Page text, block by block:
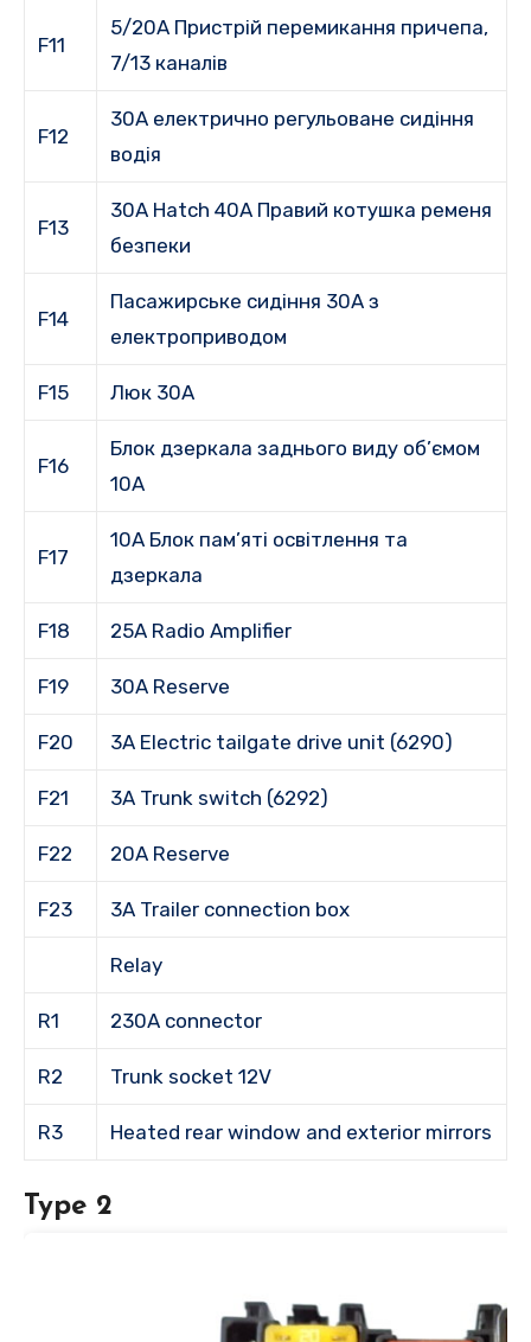
F11
5/20A Пристрій перемикання причепа,
7/13 каналів
F12
30A електрично регульоване сидіння
водія
F13
30A Hatch 40A Правий котушка ременя
безпеки
F14
Пасажирське сидіння 30A з
електроприводом
F15 Люк 30A
F16
Блок дзеркала заднього виду об’ємом
10A
F17
10A Блок пам’яті освітлення та
дзеркала
F18 25A Radio Amplifier
F19 30A Reserve
F20 3A Electric tailgate drive unit (6290)
F21 3A Trunk switch (6292)
F22 20A Reserve
F23 3A Trailer connection box
Relay
R1 230A connector
R2 Trunk socket 12V
R3 Heated rear window and exterior mirrors
Type 2